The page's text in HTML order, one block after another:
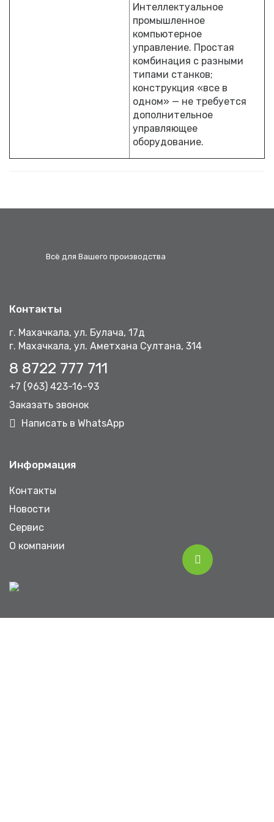
Интеллектуальное
промышленное
компьютерное
управление. Простая
комбинация с разными
типами станков;
конструкция «все в
одном» — не требуется
дополнительное
управляющее
оборудование.
Всё для Вашего производства
Контакты
г. Махачкала, ул. Булача, 17д
г. Махачкала, ул. Аметхана Султана, 314
8 8722 777 711
+7 (963) 423-16-93
Заказать звонок
Написать в WhatsApp
Информация
Контакты
Новости
Сервис
О компании